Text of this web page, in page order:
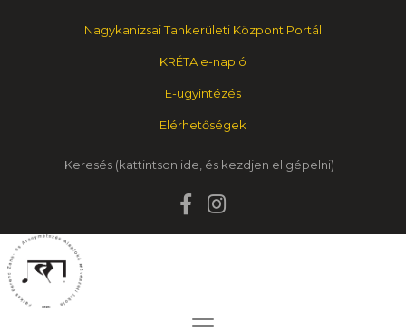
Nagykanizsai Tankerületi Központ Portál
KRÉTA e-napló
E-ügyintézés
Elérhetőségek
Keresés